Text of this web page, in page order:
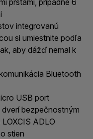
integrovanú
si umiestnite podľa
aby dážď nemal k
Bluetooth
USB port
bezpečnostným
ADLO
stien